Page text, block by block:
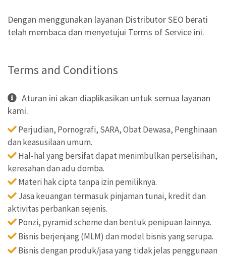
Dengan menggunakan layanan Distributor SEO berati
telah membaca dan menyetujui Terms of Service ini.
Terms and Conditions
Aturan ini akan diaplikasikan untuk semua layanan
kami.
Perjudian, Pornografi, SARA, Obat Dewasa, Penghinaan
dan keasusilaan umum.
Hal-hal yang bersifat dapat menimbulkan perselisihan,
keresahan dan adu domba.
Materi hak cipta tanpa izin pemiliknya.
Jasa keuangan termasuk pinjaman tunai, kredit dan
aktivitas perbankan sejenis.
Ponzi, pyramid scheme dan bentuk penipuan lainnya.
Bisnis berjenjang (MLM) dan model bisnis yang serupa.
Bisnis dengan produk/jasa yang tidak jelas penggunaan